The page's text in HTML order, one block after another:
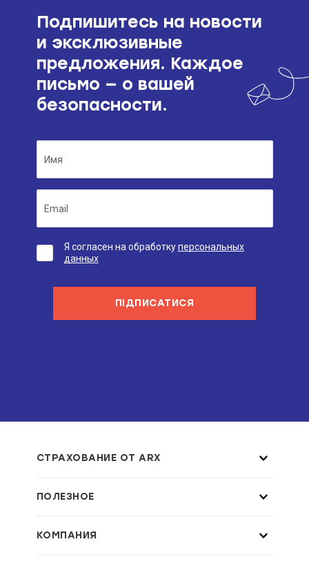
Подпишитесь на новости
и эксклюзивные
предложения. Каждое
письмо — о вашей
безопасности.
Я согласен на обработкуперсональных
данных
ПІДПИСАТИСЯ
СТРАХОВАНИЕ ОТ ARX
ПОЛЕЗНОЕ
КОМПАНИЯ